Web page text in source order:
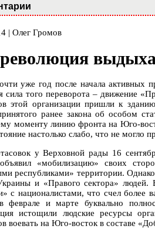
| Олег Громов
уже год после начала активных
сила того переворота – движение
этой организации пришли к
ранее закона об особом
моменту линию фронта на Юго-
настолько слабо, что не могло
у Верховной рады 16
«мобилизацию» своих
республиками» территории.
и «Правого сектора» людей.
с националистами, что счел более
феврале и марте буквально
истощили людские ресурсы
воевать на Юго-восток в составе